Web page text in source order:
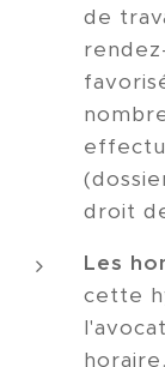
de
droit
Les
cette